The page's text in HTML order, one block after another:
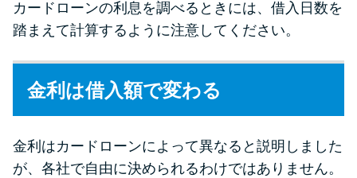
カードローンの利息を調べるときには、借入日数を
踏まえて計算するように注意してください。
金利は借入額で変わる
金利はカードローンによって異なると説明しました
が、各社で自由に決められるわけではありません。